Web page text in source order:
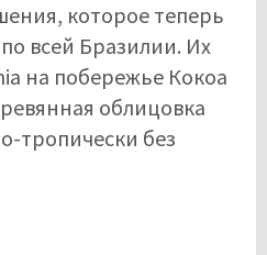
которое теперь
всей Бразилии. Их
на побережье Кокоа
облицовка
тропически без